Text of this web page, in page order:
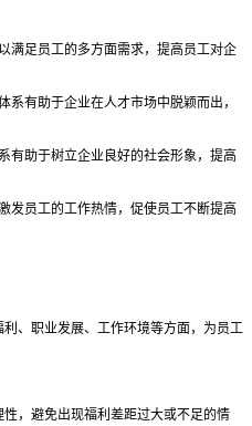
满足员工的多方面需求，提高员工对企
有助于企业在人才市场中脱颖而出，
有助于树立企业良好的社会形象，提高
发员工的工作热情，促使员工不断提高
、职业发展、工作环境等方面，为员工
，避免出现福利差距过大或不足的情